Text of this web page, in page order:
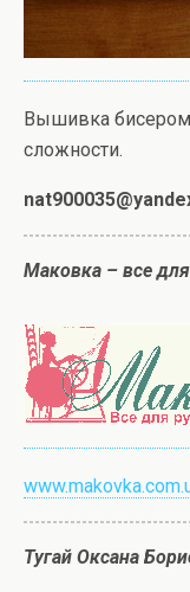
Вышивка
сложности.
Маковка – все
Тугай Оксана